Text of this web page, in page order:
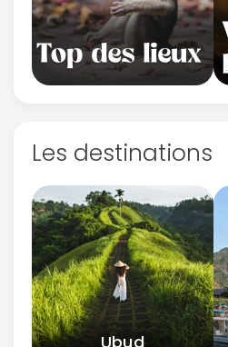
Les destinations
Ubud